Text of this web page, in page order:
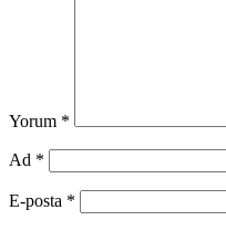
Yorum *
Ad *
E-posta *